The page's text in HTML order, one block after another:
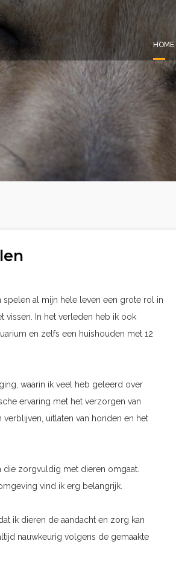
HOME
spelen al mijn hele leven een grote rol in
vissen. In het verleden heb ik ook
en zelfs een huishouden met 12
waarin ik veel heb geleerd over
ervaring met het verzorgen van
uitlaten van honden en het
die zorgvuldig met dieren omgaat.
vind ik erg belangrijk.
ik dieren de aandacht en zorg kan
nauwkeurig volgens de gemaakte